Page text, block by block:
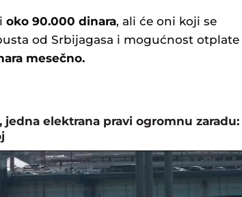
oko 90.000 dinara, ali će oni koji se
od Srbijagasa i mogućnost otplate
mesečno.
jedna elektrana pravi ogromnu zaradu: